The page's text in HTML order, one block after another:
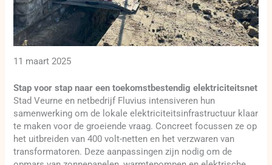
11 maart 2025
Stap voor stap naar een toekomstbestendig elektriciteitsnet
Stad Veurne en netbedrijf Fluvius intensiveren hun
samenwerking om de lokale elektriciteitsinfrastructuur klaar
te maken voor de groeiende vraag. Concreet focussen ze op
het uitbreiden van 400 volt-netten en het verzwaren van
transformatoren. Deze aanpassingen zijn nodig om de